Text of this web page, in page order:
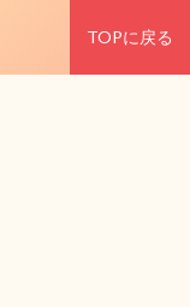
TOPに戻る